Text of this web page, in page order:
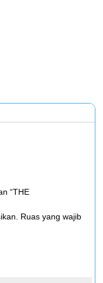
“THE
Ruas yang wajib